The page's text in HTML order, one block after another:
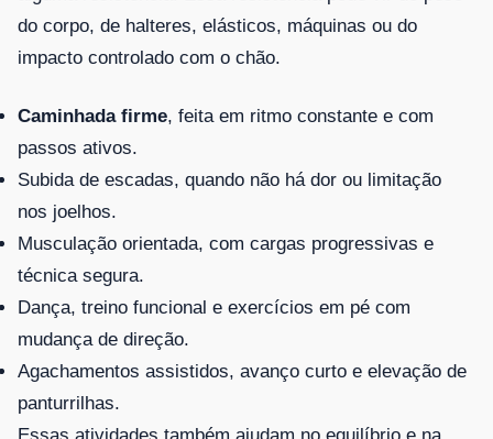
do corpo, de halteres, elásticos, máquinas ou do
impacto controlado com o chão.
Caminhada firme, feita em ritmo constante e com
passos ativos.
Subida de escadas, quando não há dor ou limitação
nos joelhos.
Musculação orientada, com cargas progressivas e
técnica segura.
Dança, treino funcional e exercícios em pé com
mudança de direção.
Agachamentos assistidos, avanço curto e elevação de
panturrilhas.